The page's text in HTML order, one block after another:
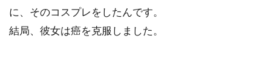
に、そのコスプレをしたんです。
結局、彼女は癌を克服しました。